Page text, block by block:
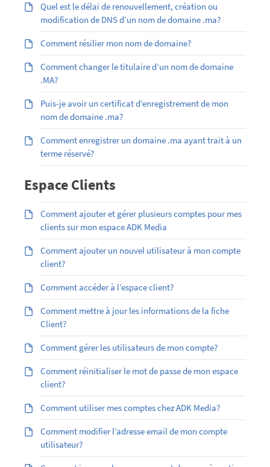
Quel est le délai de renouvellement, création ou
modification de DNS d’un nom de domaine .ma?
Comment résilier mon nom de domaine?
Comment changer le titulaire d’un nom de domaine
.MA?
Puis-je avoir un certificat d’enregistrement de mon
nom de domaine .ma?
Comment enregistrer un domaine .ma ayant trait à un
terme réservé?
Espace Clients
Comment ajouter et gérer plusieurs comptes pour mes
clients sur mon espace ADK Media
Comment ajouter un nouvel utilisateur à mon compte
client?
Comment accéder à l’espace client?
Comment mettre à jour les informations de la fiche
Client?
Comment gérer les utilisateurs de mon compte?
Comment réinitialiser le mot de passe de mon espace
client?
Comment utiliser mes comptes chez ADK Media?
Comment modifier l’adresse email de mon compte
utilisateur?